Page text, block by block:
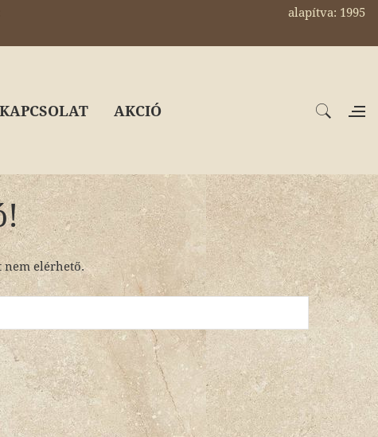
alapítva: 1995
KAPCSOLAT AKCIÓ
nem elérhető.